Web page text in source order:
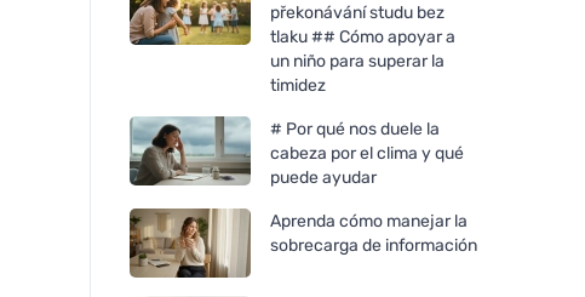
překonávání studu bez
tlaku ## Cómo apoyar a
un niño para superar la
timidez
# Por qué nos duele la
cabeza por el clima y qué
puede ayudar
Aprenda cómo manejar la
sobrecarga de información